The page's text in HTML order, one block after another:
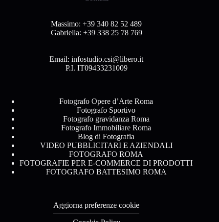
Massimo: +39 340 82 52 489
Gabriella: +39 338 25 78 769
Email:infostudio.csi@libero.it
P.I. IT09433231009
Fotografo Opere d’Arte Roma
Fotografo Sportivo
Fotografo gravidanza Roma
Fotografo Immobiliare Roma
Blog di Fotografia
VIDEO PUBBLICITARI E AZIENDALI
FOTOGRAFO ROMA
FOTOGRAFIE PER E-COMMERCE DI PRODOTTI
FOTOGRAFO BATTESIMO ROMA
Aggiorna preferenze cookie